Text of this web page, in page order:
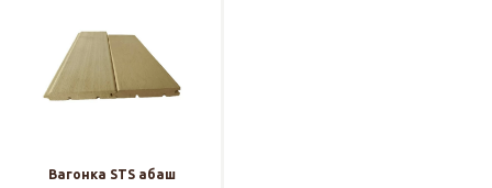
Вагонка STS абаш